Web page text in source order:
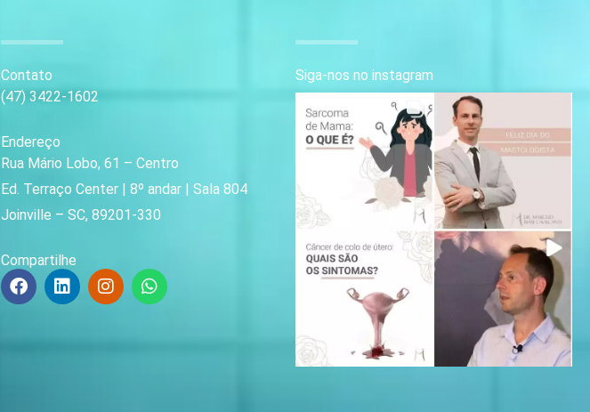
Contato
(47) 3422-1602
Endereço
Rua Mário Lobo, 61 – Centro
Ed. Terraço Center | 8º andar | Sala 804
Joinville – SC, 89201-330
Compartilhe
F
a
L
i
I
n
W
h
Siga-nos no instagram